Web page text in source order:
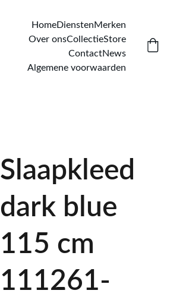
HomeDienstenMerken
Over onsCollectieStore
ContactNews
Algemene voorwaarden
Slaapkleed
dark blue
115 cm
111261-